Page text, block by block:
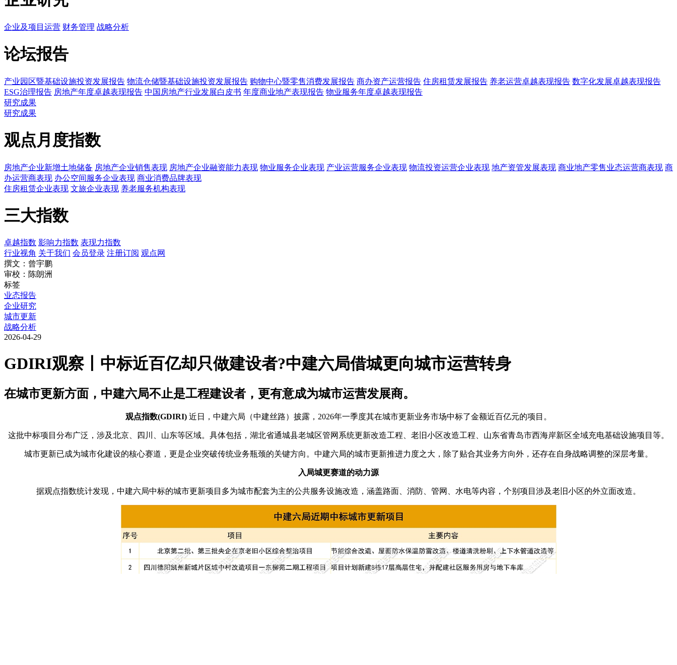
企业及项目运营 财务管理 战略分析
论坛报告
产业园区暨基础设施投资发展报告 物流仓储暨基础设施投资发展报告 购物中心暨零售消费发展报告 商办资产运营报告 住房租赁发展报告 养老运营卓越表现报告 数字化发展卓越表现报告
ESG治理报告 房地产年度卓越表现报告 中国房地产行业发展白皮书 年度商业地产表现报告 物业服务年度卓越表现报告
研究成果
研究成果
观点月度指数
房地产企业新增土地储备 房地产企业销售表现 房地产企业融资能力表现 物业服务企业表现 产业运营服务企业表现 物流投资运营企业表现 地产资管发展表现 商业地产零售业态运营商表现 商
办运营商表现 办公空间服务企业表现 商业消费品牌表现
住房租赁企业表现 文旅企业表现 养老服务机构表现
三大指数
卓越指数 影响力指数 表现力指数
行业视角 关于我们 会员登录 注册订阅 观点网
撰文：曾宇鹏
审校：陈朗洲
标签
业态报告
企业研究
城市更新
战略分析
2026-04-29
GDIRI观察丨中标近百亿却只做建设者?中建六局借城更向城市运营转身
在城市更新方面，中建六局不止是工程建设者，更有意成为城市运营发展商。
观点指数(GDIRI) 近日，中建六局（中建丝路）披露，2026年一季度其在城市更新业务市场中标了金额近百亿元的项目。
这批中标项目分布广泛，涉及北京、四川、山东等区域。具体包括，湖北省通城县老城区管网系统更新改造工程、老旧小区改造工程、山东省青岛市西海岸新区全域充电基础设施项目等。
城市更新已成为城市化建设的核心赛道，更是企业突破传统业务瓶颈的关键方向。中建六局的城市更新推进力度之大，除了贴合其业务方向外，还存在自身战略调整的深层考量。
入局城更赛道的动力源
据观点指数统计发现，中建六局中标的城市更新项目多为城市配套为主的公共服务设施改造，涵盖路面、消防、管网、水电等内容，个别项目涉及老旧小区的外立面改造。